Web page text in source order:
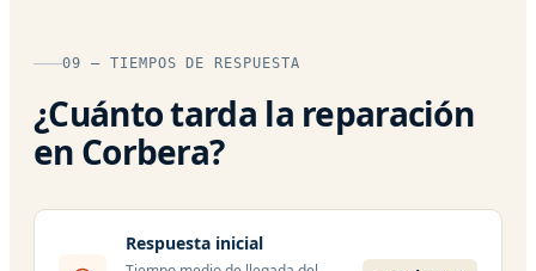
09 — TIEMPOS DE RESPUESTA
¿Cuánto tarda la reparación
en Corbera?
Respuesta inicial